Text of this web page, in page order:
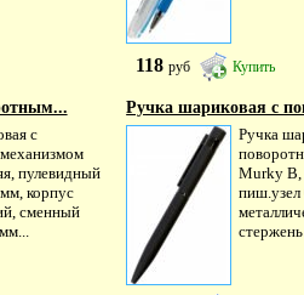
118руб Купить
с
пулевидный
корпус
сменный
Ручка шариковая с
Ручка
Murky B,
пиш.узел